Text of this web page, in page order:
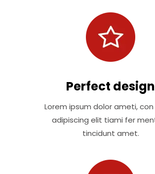
Perfect design
Lorem ipsum dolor ameti,
adipiscing elit tiami fer
tincidunt amet.